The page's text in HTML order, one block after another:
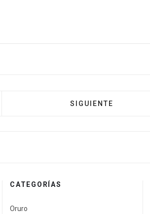
SIGUIENTE
CATEGORÍAS
Oruro